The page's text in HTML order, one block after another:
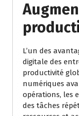
L’un des
digitale des
productivité
numériques
opérations, les
des tâches